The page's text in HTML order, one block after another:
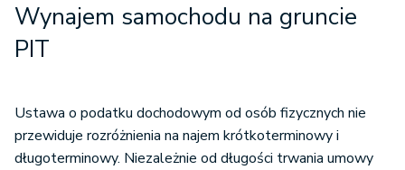
Wynajem samochodu na gruncie
PIT
Ustawa o podatku dochodowym od osób fizycznych nie
przewiduje rozróżnienia na najem krótkoterminowy i
długoterminowy. Niezależnie od długości trwania umowy